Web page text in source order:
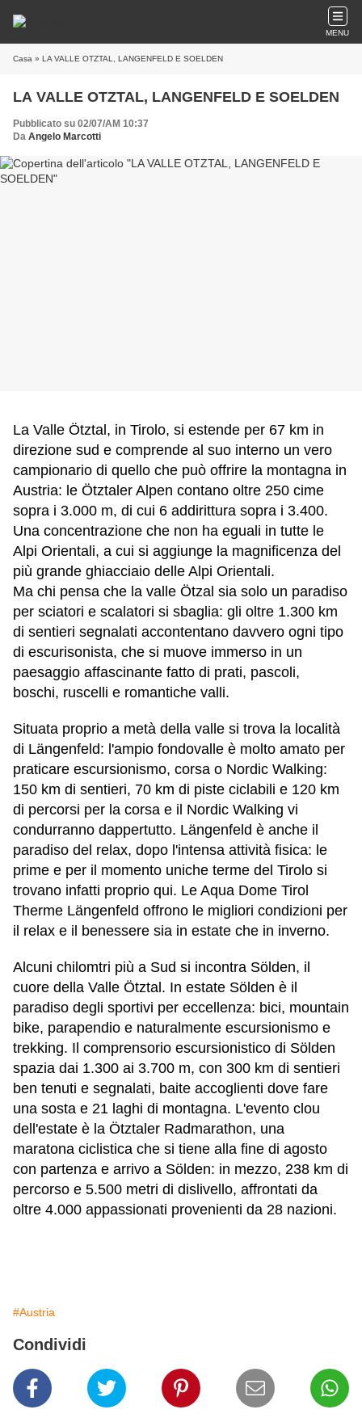
MENU
Casa » LA VALLE OTZTAL, LANGENFELD E SOELDEN
LA VALLE OTZTAL, LANGENFELD E SOELDEN
Pubblicato su 02/07/AM 10:37
Da Angelo Marcotti
La Valle Ötztal, in Tirolo, si estende per 67 km in
direzione sud e comprende al suo interno un vero
campionario di quello che può offrire la montagna in
Austria: le Ötztaler Alpen contano oltre 250 cime
sopra i 3.000 m, di cui 6 addirittura sopra i 3.400.
Una concentrazione che non ha eguali in tutte le
Alpi Orientali, a cui si aggiunge la magnificenza del
più grande ghiacciaio delle Alpi Orientali.
Ma chi pensa che la valle Ötzal sia solo un paradiso
per sciatori e scalatori si sbaglia: gli oltre 1.300 km
di sentieri segnalati accontentano davvero ogni tipo
di escurisonista, che si muove immerso in un
paesaggio affascinante fatto di prati, pascoli,
boschi, ruscelli e romantiche valli.
Situata proprio a metà della valle si trova la località
di Längenfeld: l'ampio fondovalle è molto amato per
praticare escursionismo, corsa o Nordic Walking:
150 km di sentieri, 70 km di piste ciclabili e 120 km
di percorsi per la corsa e il Nordic Walking vi
condurranno dappertutto. Längenfeld è anche il
paradiso del relax, dopo l'intensa attività fisica: le
prime e per il momento uniche terme del Tirolo si
trovano infatti proprio qui. Le Aqua Dome Tirol
Therme Längenfeld offrono le migliori condizioni per
il relax e il benessere sia in estate che in inverno.
Alcuni chilomtri più a Sud si incontra Sölden, il
cuore della Valle Ötztal. In estate Sölden è il
paradiso degli sportivi per eccellenza: bici, mountain
bike, parapendio e naturalmente escursionismo e
trekking. Il comprensorio escursionistico di Sölden
spazia dai 1.300 ai 3.700 m, con 300 km di sentieri
ben tenuti e segnalati, baite accoglienti dove fare
una sosta e 21 laghi di montagna. L'evento clou
dell'estate è la Ötztaler Radmarathon, una
maratona ciclistica che si tiene alla fine di agosto
con partenza e arrivo a Sölden: in mezzo, 238 km di
percorso e 5.500 metri di dislivello, affrontati da
oltre 4.000 appassionati provenienti da 28 nazioni.
#Austria
Condividi